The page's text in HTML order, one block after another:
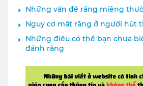
Những vấn đề răng miệng
Nguy cơ mất răng ở người hút
Những điều có thể bạn chưa
đánh răng